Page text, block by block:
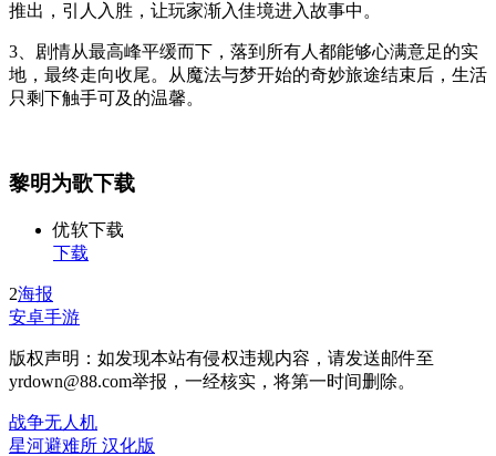
推出，引人入胜，让玩家渐入佳境进入故事中。
3、剧情从最高峰平缓而下，落到所有人都能够心满意足的实
地，最终走向收尾。从魔法与梦开始的奇妙旅途结束后，生活
只剩下触手可及的温馨。
黎明为歌下载
优软下载
下载
2海报
安卓手游
版权声明：如发现本站有侵权违规内容，请发送邮件至
yrdown@88.com举报，一经核实，将第一时间删除。
战争无人机
星河避难所 汉化版